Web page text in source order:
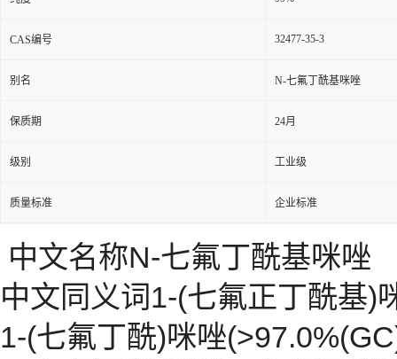
CAS编号 32477-35-3
别名 N-七氟丁酰基咪唑
保质期 24月
级别 工业级
质量标准 企业标准
中文名称N-七氟丁酰基咪唑
中文同义词1-(七氟正丁酰基)
1-(七氟丁酰)咪唑